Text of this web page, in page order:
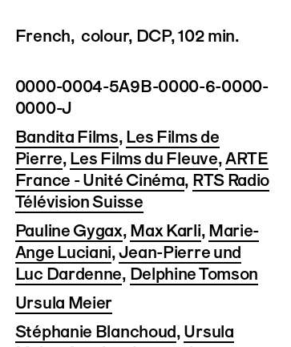
French, colour, DCP, 102 min.
0000-0004-5A9B-0000-6-0000-
0000-J
Bandita Films, Les Films de
Pierre, Les Films du Fleuve,ARTE
France - Unité Cinéma, RTS Radio
Télévision Suisse
Pauline Gygax, Max Karli, Marie-
Ange Luciani,Jean-Pierre und
Luc Dardenne, Delphine Tomson
Ursula Meier
Stéphanie Blanchoud, Ursula